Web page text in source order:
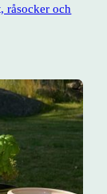
råsocker och